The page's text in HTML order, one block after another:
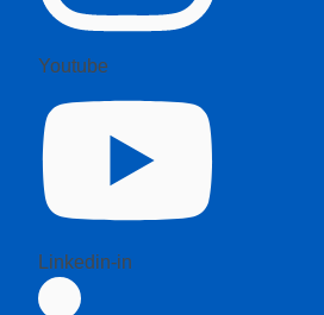
Youtube
Linkedin-in